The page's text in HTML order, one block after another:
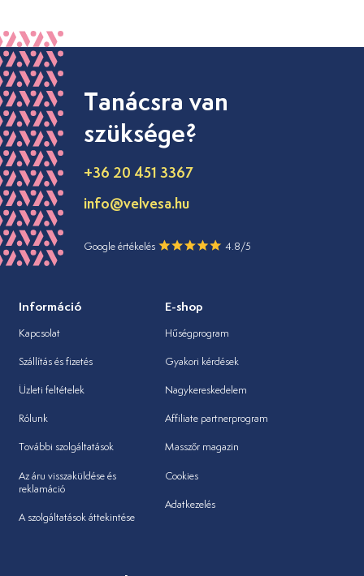
Tanácsra van
szüksége?
+36 20 451 3367
info@velvesa.hu
Google értékelés 4.8/5
Információ
Kapcsolat
Szállítás és fizetés
Üzleti feltételek
Rólunk
További szolgáltatások
Az áru visszaküldése és
reklamáció
A szolgáltatások áttekintése
E-shop
Hűségprogram
Gyakori kérdések
Nagykereskedelem
Affiliate partnerprogram
Masszőr magazin
Cookies
Adatkezelés